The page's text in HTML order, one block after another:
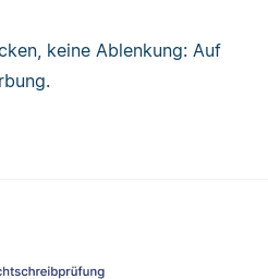
keine Ablenkung: Auf